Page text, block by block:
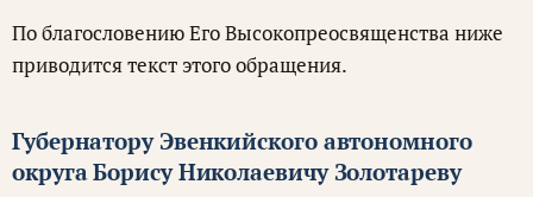
По благословению Его Высокопреосвященства ниже
приводится текст этого обращения.
Губернатору Эвенкийского автономного
округа Борису Николаевичу Золотареву